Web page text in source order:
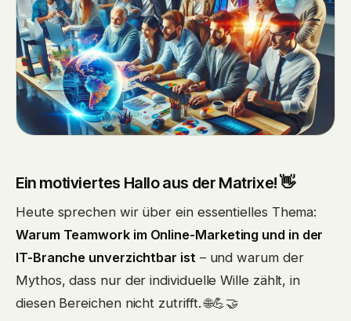
Ein motiviertes Hallo aus der Matrixe! 👋
Heute sprechen wir über ein essentielles Thema:
Warum Teamwork im Online-Marketing und in der
IT-Branche unverzichtbar ist– und warum der
Mythos, dass nur der individuelle Wille zählt, in
diesen Bereichen nicht zutrifft. 🌐💪🤝